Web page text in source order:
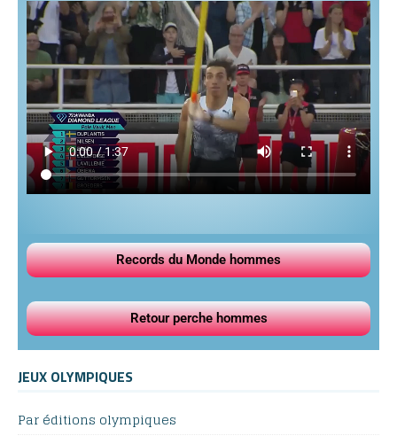
Records du Monde hommes
Retour perche hommes
JEUX OLYMPIQUES
Par éditions olympiques